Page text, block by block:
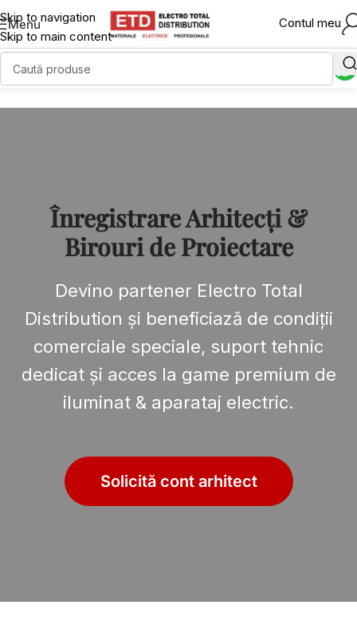
Skip to navigation
Skip to main content
Menu Contul meu
Înregistrare Arhitecți &
Birouri de Proiectare
Devino partener Electro Total
Distribution și beneficiază de condiții
comerciale speciale, suport tehnic
dedicat și acces la game premium de
iluminat & aparataj electric.
Solicită cont arhitect